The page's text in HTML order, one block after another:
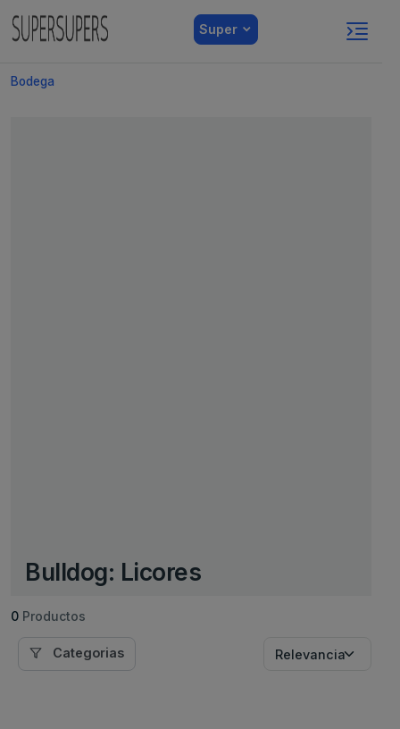
Super
Bodega
Bulldog: Licores
0 Productos
Categorias